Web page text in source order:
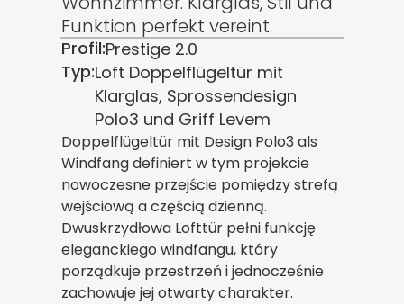
Funktion perfekt vereint.
Profil:Prestige 2.0
Typ:Loft Doppelflügeltür mit
Klarglas, Sprossendesign
Polo3 und Griff Levem
Doppelflügeltür mit Design Polo3 als
Windfang definiert w tym projekcie
nowoczesne przejście pomiędzy strefą
wejściową a częścią dzienną.
Dwuskrzydłowa Lofttür pełni funkcję
eleganckiego windfangu, który
porządkuje przestrzeń i jednocześnie
zachowuje jej otwarty charakter.